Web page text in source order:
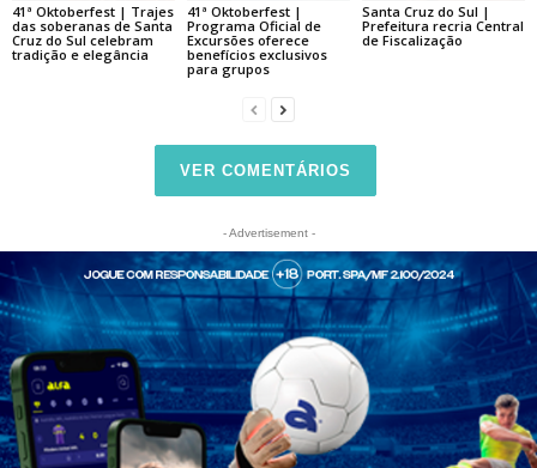
41ª Oktoberfest | Trajes
das soberanas de Santa
Cruz do Sul celebram
tradição e elegância
41ª Oktoberfest |
Programa Oficial de
Excursões oferece
benefícios exclusivos
para grupos
Santa Cruz do Sul |
Prefeitura recria Central
de Fiscalização
VER COMENTÁRIOS
- Advertisement -